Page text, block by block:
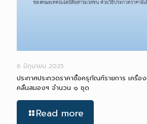
6 มิถุนายน 2025
ประกาศประกวดราคาซื้อครุภัณฑ์รายการ เค
คลื่นสมองฯ จำนวน ๑ ชุด
Read more